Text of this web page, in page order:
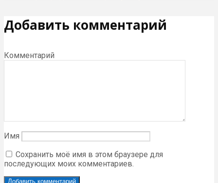
Добавить комментарий
Комментарий
Имя
Сохранить моё имя в этом браузере для
последующих моих комментариев.